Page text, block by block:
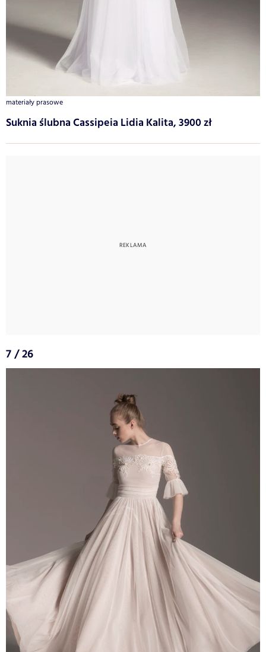
materiały prasowe
Suknia ślubna Cassipeia Lidia Kalita, 3900 zł
7 / 26